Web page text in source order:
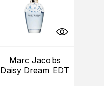
Marc Jacobs
Daisy Dream EDT